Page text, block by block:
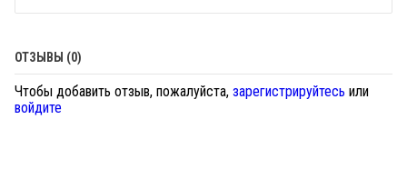
ОТЗЫВЫ (0)
Чтобы добавить отзыв, пожалуйста, зарегистрируйтесь или
войдите